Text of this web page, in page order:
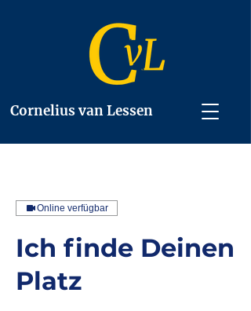
Cornelius van Lessen
Online verfügbar
Ich finde Deinen
Platz